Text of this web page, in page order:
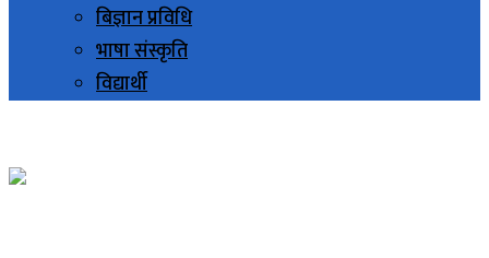
बिज्ञान प्रविधि
भाषा संस्कृति
विद्यार्थी